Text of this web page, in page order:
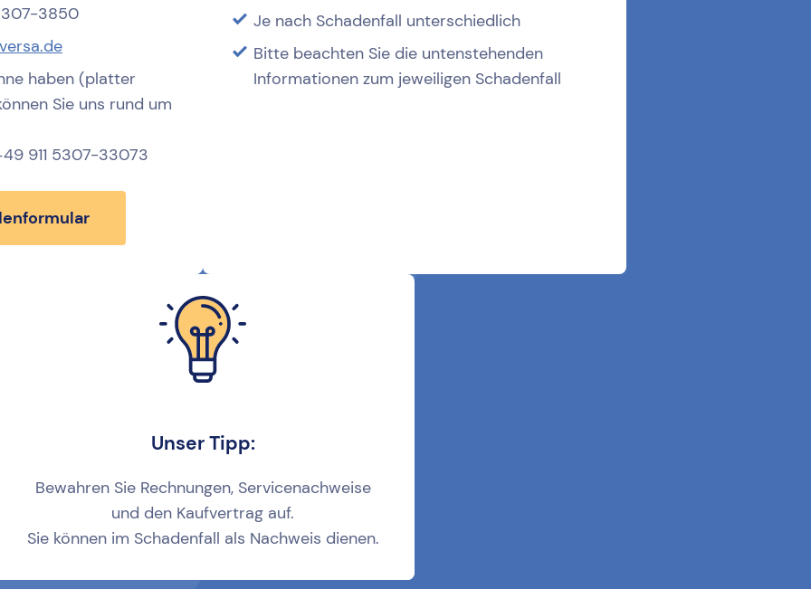
3850
haben (platter
Sie uns rund um
911 5307-33073
Je nach Schadenfall unterschiedlich
Bitte beachten Sie die untenstehenden
Informationen zum jeweiligen Schadenfall
Unser Tipp:
Bewahren Sie Rechnungen, Servicenachweise
und den Kaufvertrag auf.
Sie können im Schadenfall als Nachweis dienen.